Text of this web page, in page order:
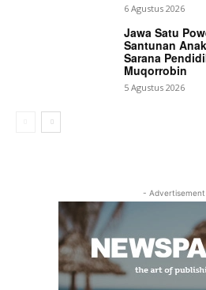
6 Agustus 2026
Jawa Satu
Santunan
Sarana
Muqorrobin
5 Agustus 2026
-